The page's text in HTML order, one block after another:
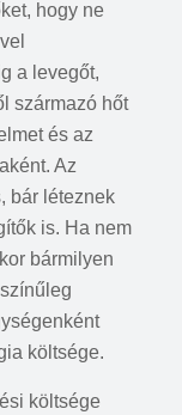
hogy ne
a levegőt,
származó hőt
és az
Az
bár léteznek
is. Ha nem
bármilyen
költsége.
költsége